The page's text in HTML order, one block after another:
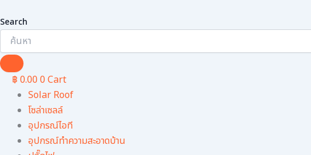
Search
฿ 0.00 0 Cart
Solar Roof
โซล่าเซลล์
อุปกรณ์ไอที
อุปกรณ์ทําความสะอาดบ้าน